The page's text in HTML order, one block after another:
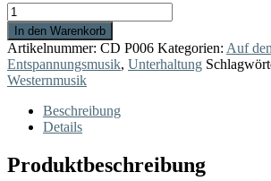
Texas
Gypsy
Fire
Menge
In den Warenkorb
Artikelnummer: CD P006 Kategorien: Auf
Entspannungsmusik, Unterhaltung
Westernmusik
Beschreibung
Details
Produktbeschreibung